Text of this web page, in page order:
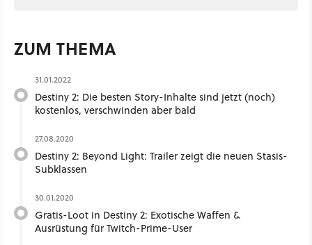
ZUM THEMA
31.01.2022
Destiny 2: Die besten Story-Inhalte sind jetzt (noch)
kostenlos, verschwinden aber bald
27.08.2020
Destiny 2: Beyond Light: Trailer zeigt die neuen Stasis-
Subklassen
30.01.2020
Gratis-Loot in Destiny 2: Exotische Waffen &
Ausrüstung für Twitch-Prime-User